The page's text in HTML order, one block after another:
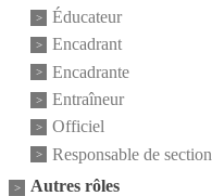
Éducateur
Encadrant
Encadrante
Entraîneur
Officiel
Responsable de section
Autres rôles